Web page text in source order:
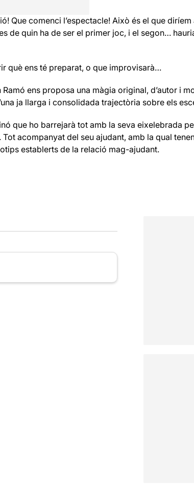
Que comenci l’espectacle! Això és el que
de quin ha de ser el primer joc, i el segon…
què ens té preparat, o que improvisarà…
Ramó ens proposa una màgia original, d’autor i
ja llarga i consolidada trajectòria sobre els
que ho barrejarà tot amb la seva eixelebrada
Tot acompanyat del seu ajudant, amb la qual
establerts de la relació mag-ajudant.